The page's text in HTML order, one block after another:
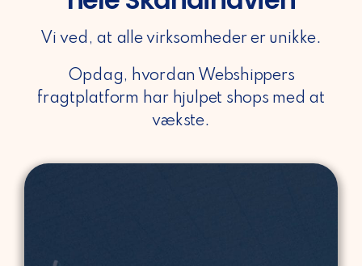
Vi ved, at alle virksomheder er unikke.
Opdag, hvordan Webshippers
fragtplatform har hjulpet shops med at
vækste.